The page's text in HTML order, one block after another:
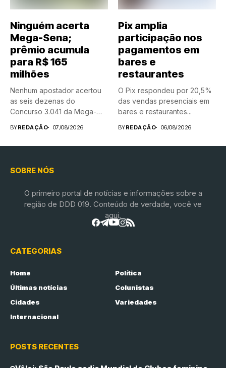
Ninguém acerta
Mega-Sena;
prêmio acumula
para R$ 165
milhões
Nenhum apostador acertou
as seis dezenas do
Concurso 3.041 da Mega-
BYREDAÇÃO 07/08/2026
Pix amplia
participação nos
pagamentos em
bares e
restaurantes
O Pix respondeu por 20,5%
das vendas presenciais em
bares e restaurantes...
BYREDAÇÃO 06/08/2026
SOBRE NÓS
O primeiro portal de notícias e informações sobre a
região de DDD 019. Conteúdo de verdade, você ve
aqui.
CATEGORIAS
Home
Política
Últimas notícias
Colunistas
Cidades
Variedades
Internacional
POSTS RECENTES